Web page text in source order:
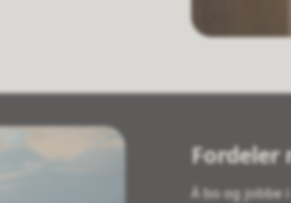
Fordeler
Å bo og